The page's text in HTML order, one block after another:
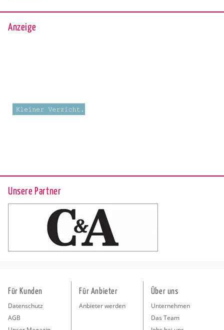
Anzeige
Unsere Partner
Für Kunden
Datenschutz
AGB
Für Anbieter
Anbieter werden
Über uns
Unternehmen
Das Team